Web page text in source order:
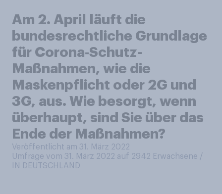
Am 2. April läuft die
bundesrechtliche Grundlage
für Corona‑Schutz-
Maßnahmen, wie die
Maskenpflicht oder 2G und
3G, aus. Wie besorgt, wenn
überhaupt, sind Sie über das
Ende der Maßnahmen?
Veröffentlicht am 31. März 2022
Umfrage vom 31. März 2022 auf 2942 Erwachsene /
IN DEUTSCHLAND